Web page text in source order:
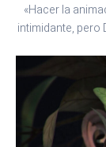
«Hacer la
intimidante, pero